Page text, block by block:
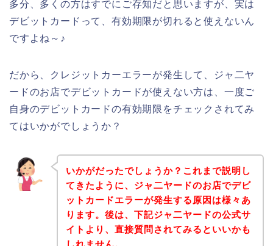
多分、多くの方はすでにご存知だと思いますが、実は
デビットカードって、有効期限が切れると使えないん
ですよね～♪
だから、クレジットカーエラーが発生して、ジャ二ヤ
ードのお店でデビットカードが使えない方は、一度ご
自身のデビットカードの有効期限をチェックされてみ
てはいかがでしょうか？
いかがだったでしょうか？これまで説明し
てきたように、ジャ二ヤードのお店でデビ
ットカードエラーが発生する原因は様々あ
ります。後は、下記ジャ二ヤードの公式サ
イトより、直接質問されてみるといいかも
しれません。